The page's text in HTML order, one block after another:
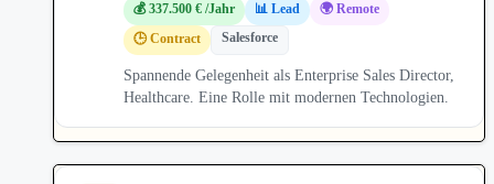
💰 337.500 € /Jahr 📊 Lead
🌍 Remote
🕒 Contract
Salesforce
Spannende Gelegenheit als Enterprise Sales Director,
Healthcare. Eine Rolle mit modernen Technologien.